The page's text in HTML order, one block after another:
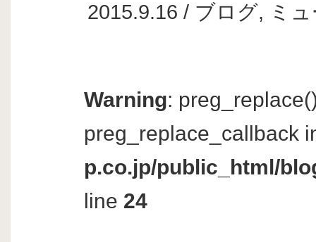
2015.9.16 / ブログ, ミ
Warning:
preg_replace_callback
p.co.jp/public_html/
line 24